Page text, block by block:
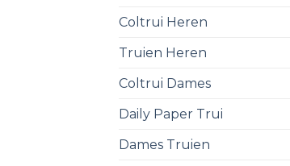
Coltrui Heren
Truien Heren
Coltrui Dames
Daily Paper Trui
Dames Truien